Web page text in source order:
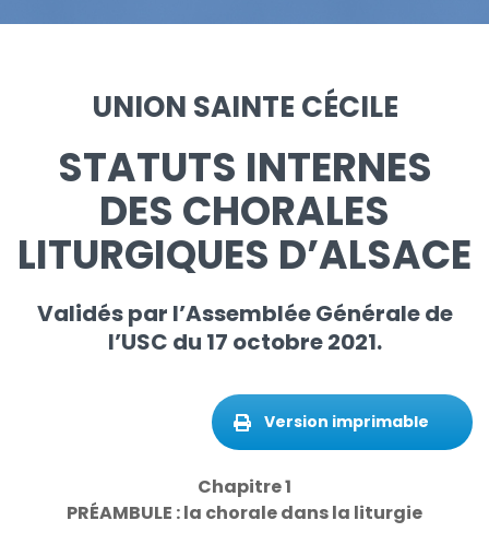
UNION SAINTE CÉCILE
STATUTS INTERNES
DES CHORALES
LITURGIQUES D’ALSACE
Validés par l’Assemblée Générale de
l’USC du 17 octobre 2021.
Version imprimable
Chapitre 1
PRÉAMBULE : la chorale dans la liturgie